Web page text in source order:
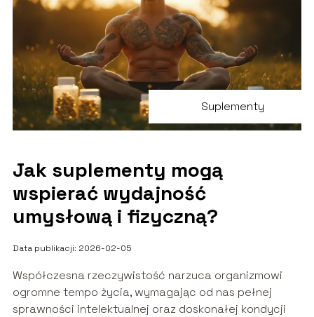
Suplementy
Jak suplementy mogą
wspierać wydajność
umysłową i fizyczną?
Data publikacji: 2026-02-05
Współczesna rzeczywistość narzuca organizmowi
ogromne tempo życia, wymagając od nas pełnej
sprawności intelektualnej oraz doskonałej kondycji